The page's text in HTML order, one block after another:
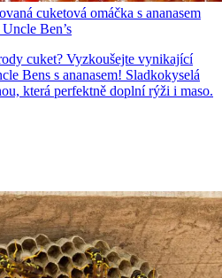
cuketová omáčka s ananasem
Ben’s
cuket? Vyzkoušejte vynikající
Bens s ananasem! Sladkokyselá
která perfektně doplní rýži i maso.